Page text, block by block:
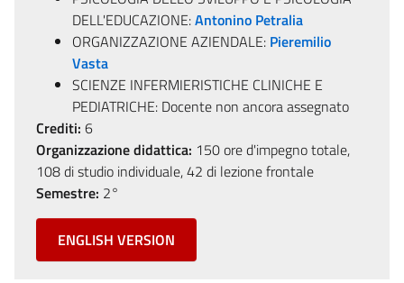
DELL'EDUCAZIONE:Antonino Petralia
ORGANIZZAZIONE AZIENDALE: Pieremilio
Vasta
SCIENZE INFERMIERISTICHE CLINICHE E
PEDIATRICHE: Docente non ancora assegnato
Crediti: 6
Organizzazione didattica: 150 ore d'impegno totale,
108 di studio individuale, 42 di lezione frontale
Semestre: 2°
ENGLISH VERSION